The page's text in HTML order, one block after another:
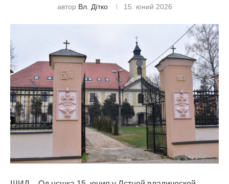
автор Вл. Дїтко 15. юний 2026